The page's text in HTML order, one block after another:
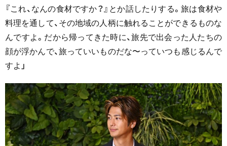
『これ、なんの食材ですか？』とか話したりする。旅は食材や
料理を通して、その地域の人柄に触れることができるものな
んですよ。だから帰ってきた時に、旅先で出会った人たちの
顔が浮かんで、旅っていいものだな〜っていつも感じるんで
すよ」